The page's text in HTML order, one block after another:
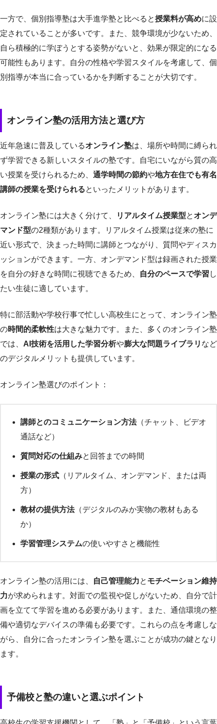
一方で、個別指導塾は大手進学塾と比べると授業料が高めに設
定されていることが多いです。また、競争環境が少ないため、
自ら積極的に学ぼうとする姿勢がないと、効果が限定的になる
可能性もあります。自分の性格や学習スタイルを考慮して、個
別指導が本当に合っているかを判断することが大切です。
オンライン塾の活用方法と選び方
近年急速に普及しているオンライン塾は、場所や時間に縛られ
ず学習できる新しいスタイルの塾です。自宅にいながら質の高
い授業を受けられるため、 通学時間の節約や地方在住でも有名
講師の授業を受けられるといったメリットがあります。
オンライン塾には大きく分けて、 リアルタイム授業型と オンデ
マンド型の2種類があります。リアルタイム授業は従来の塾に
近い形式で、決まった時間に講師とつながり、質問やディスカ
ッションができます。一方、オンデマンド型は録画された授業
を自分の好きな時間に視聴できるため、
自分のペースで学習 し
たい生徒に適しています。
特に部活動や学校行事で忙しい高校生にとって、オンライン塾
の時間的柔軟性は大きな魅力です。また、多くのオンライン塾
では、 AI技術を活用した学習分析や膨大な問題ライブラリ など
のデジタルメリットも提供しています。
オンライン塾選びのポイント：
講師とのコミュニケーション方法（チャット、ビデオ
通話など）
質問対応の仕組みと回答までの時間
授業の形式 （リアルタイム、オンデマンド、または両
方）
教材の提供方法（デジタルのみか実物の教材もある
か）
学習管理システムの使いやすさと機能性
オンライン塾の活用には、 自己管理能力と モチベーション維持
力が求められます。対面での監視や促しがないため、自分で計
画を立てて学習を進める必要があります。また、通信環境の整
備や適切なデバイスの準備も必要です。これらの点を考慮しな
がら、自分に合ったオンライン塾を選ぶことが成功の鍵となり
ます。
予備校と塾の違いと選ぶポイント